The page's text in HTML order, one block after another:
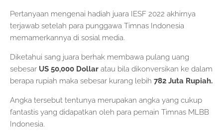
Pertanyaan mengenai hadiah juara IESF 2022 akhirnya
terjawab setelah para punggawa Timnas Indonesia
memamerkannya di sosial media.
Diketahui sang juara berhak membawa pulang uang
sebesar US 50,000 Dollar atau bila dikonversikan ke dalam
berapa rupiah maka sebesar kurang lebih 782 Juta Rupiah.
Angka tersebut tentunya merupakan angka yang cukup
fantastis yang didapatkan oleh para pemain Timnas MLBB
Indonesia.